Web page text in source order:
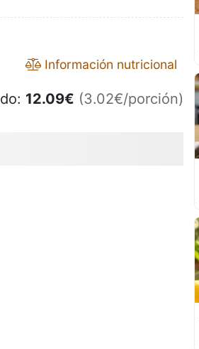
Información nutricional
12.09€ (3.02€/porción)